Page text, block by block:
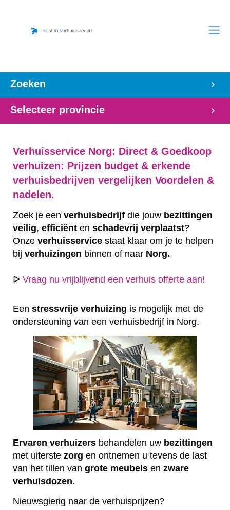
Zoeken
Selecteer provincie
Verhuisservice Norg: Direct & Goedkoop
verhuizen: Prijzen budget & erkende
verhuisbedrijven vergelijken Voordelen &
nadelen.
Zoek je een verhuisbedrijf die jouw bezittingen
veilig, efficiënt en schadevrij verplaatst?
Onze verhuisservice staat klaar om je te helpen
bij verhuizingen binnen of naar Norg.
ᐅ Vraag nu vrijblijvend een verhuis offerte aan!
Een stressvrije verhuizing is mogelijk met de
ondersteuning van een verhuisbedrijf in Norg.
Ervaren verhuizers behandelen uw bezittingen
met uiterste zorg en ontnemen u tevens de last
van het tillen van grote meubels en zware
verhuisdozen.
Nieuwsgierig naar de verhuisprijzen?